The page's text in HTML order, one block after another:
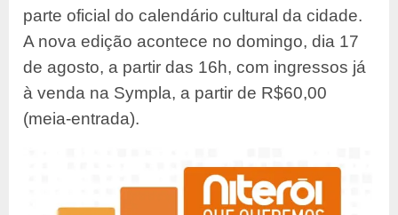
parte oficial do calendário cultural da cidade.
A nova edição acontece no domingo, dia 17
de agosto, a partir das 16h, com ingressos já
à venda na Sympla, a partir de R$60,00
(meia-entrada).